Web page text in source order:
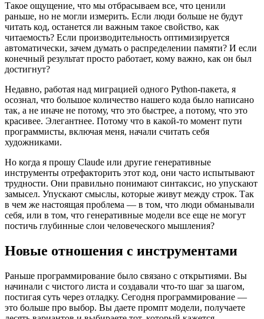
Такое ощущение, что мы отбрасываем все, что ценили
раньше, но не могли измерить. Если люди больше не будут
читать код, останется ли важным такое свойство, как
читаемость? Если производительность оптимизируется
автоматически, зачем думать о распределении памяти? И если
конечный результат просто работает, кому важно, как он был
достигнут?
Недавно, работая над миграцией одного Python-пакета, я
осознал, что большое количество нашего кода было написано
так, а не иначе не потому, что это быстрее, а потому, что это
красивее. Элегантнее. Потому что в какой-то момент пути
программисты, включая меня, начали считать себя
художниками.
Но когда я прошу Claude или другие генеративные
инструменты отрефакторить этот код, они часто испытывают
трудности. Они правильно понимают синтаксис, но упускают
замысел. Упускают смыслы, которые живут между строк. Так
в чем же настоящая проблема — в том, что люди обманывали
себя, или в том, что генеративные модели все еще не могут
постичь глубинные слои человеческого мышления?
Новые отношения с инструментами
Раньше программирование было связано с открытиями. Вы
начинали с чистого листа и создавали что-то шаг за шагом,
постигая суть через отладку. Сегодня программирование —
это больше про выбор. Вы даете промпт модели, получаете